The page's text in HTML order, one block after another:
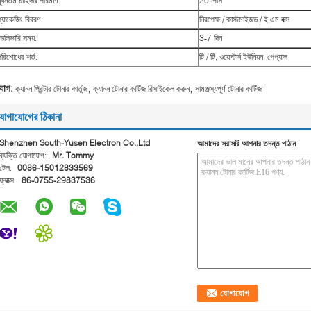
বিবরণ:
নিরপেক্ষ / কাস্টমাইজড / ই এম বক্স
সময়:
3-7 দিন
শর্ত:
টি / টি, ওয়েস্টার্ন ইউনিয়ন, পেপ্যাল
ক্যানন প্রিন্টার টোনার কার্তুজ, ক্যানন টোনার কার্টিজ রিসাইকেল করুন, সামঞ্জস্যপূর্ণ টোনার কার্টিজ
ঠিকানা
Shenzhen South-Yusen Electron Co.,Ltd
ব্যক্তি যোগাযোগ:
Mr. Tommy
টেল: 0086-15012833569
ফ্যাক্স: 86-0755-29837536
আমাদের সরাসরি আপনার তদন্ত পাঠান